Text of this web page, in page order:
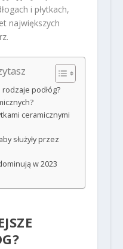
i płytkach,
największych
podłóg?
ceramicznymi
służyły przez
w 2023
?